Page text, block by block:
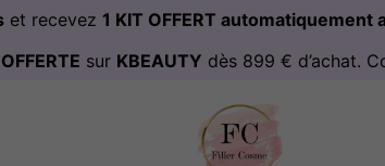
et recevez 1 KIT OFFERT automatiquement
sur KBEAUTY dès 899 € d’achat.